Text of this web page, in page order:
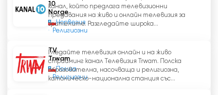
10
Norge
Норвегия
Религиозни
канал, който предлага телевизионни
предавания на живо и онлайн телевизия за
зрителите. Разгледайте широка...
TV
Trwam
Полша
Религиозни
Гледайте телевизия онлайн и на живо
стрийминг канал Телевизия Trwam. Полска
образователна, насочваща и религиозна,
католическо-национална станция със...